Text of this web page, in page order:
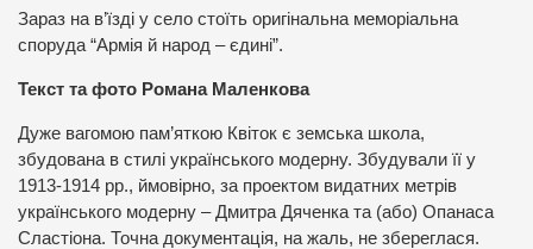
Зараз на в’їзді у село стоїть оригінальна меморіальна
споруда “Армія й народ – єдині”.
Текст та фото Романа Маленкова
Дуже вагомою пам’яткою Квіток є земська школа,
збудована в стилі українського модерну. Збудували її у
1913-1914 рр., ймовірно, за проектом видатних метрів
українського модерну – Дмитра Дяченка та (або) Опанаса
Сластіона. Точна документація, на жаль, не збереглася.